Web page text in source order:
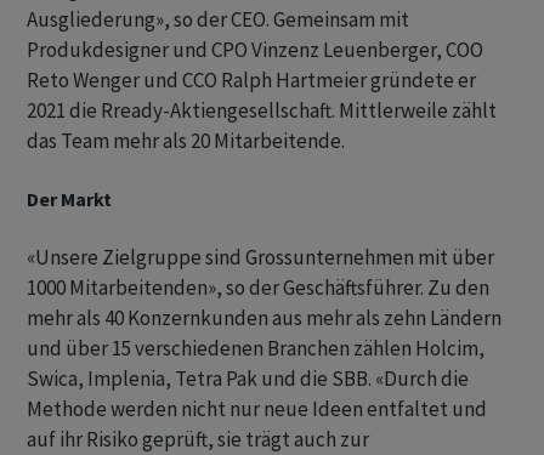
Ausgliederung», so der CEO. Gemeinsam mit
Produkdesigner und CPO Vinzenz Leuenberger, COO
Reto Wenger und CCO Ralph Hartmeier gründete er
2021 die Rready-Aktiengesellschaft. Mittlerweile zählt
das Team mehr als 20 Mitarbeitende.
Der Markt
«Unsere Zielgruppe sind Grossunternehmen mit über
1000 Mitarbeitenden», so der Geschäftsführer. Zu den
mehr als 40 Konzernkunden aus mehr als zehn Ländern
und über 15 verschiedenen Branchen zählen Holcim,
Swica, Implenia, Tetra Pak und die SBB. «Durch die
Methode werden nicht nur neue Ideen entfaltet und
auf ihr Risiko geprüft, sie trägt auch zur